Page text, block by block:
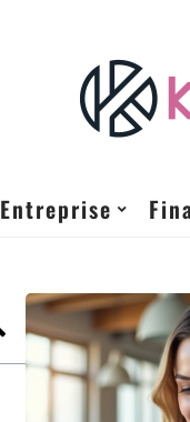
Entreprise